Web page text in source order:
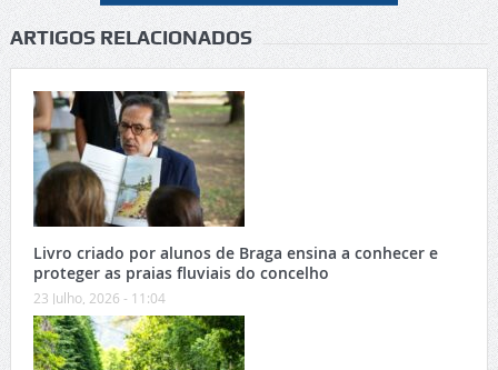
ARTIGOS RELACIONADOS
Livro criado por alunos de Braga ensina a conhecer e
proteger as praias fluviais do concelho
23 Julho, 2026 - 11:04